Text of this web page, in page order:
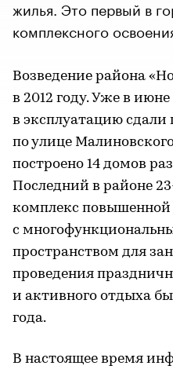
жилья. Это первый в
комплексного
Возведение района
в 2012 году. Уже в июне
в эксплуатацию
по улице
построено 14 домов
Последний в районе
комплекс
с
пространством для
проведения
и активного отдыха
года.
В настоящее время